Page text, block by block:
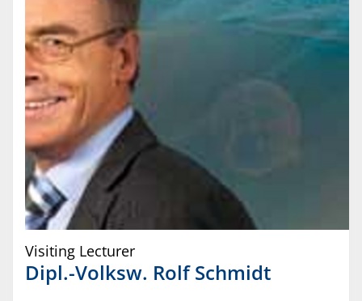
Visiting Lecturer
Dipl.-Volksw. RolfSchmidt